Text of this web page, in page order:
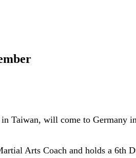
Taiwan, will come to Germany
Arts Coach and holds a 6th